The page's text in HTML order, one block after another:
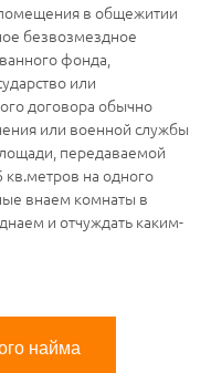
в общежитии
безвозмездное
фонда,
или
договора обычно
или военной службы
передаваемой
на одного
внаем комнаты в
и отчуждать каким-
найма